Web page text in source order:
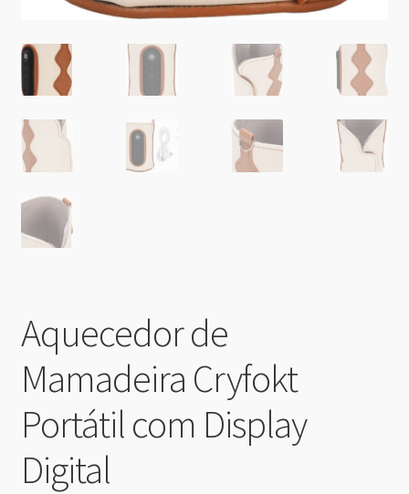
Aquecedor de
Mamadeira Cryfokt
Portátil com Display
Digital